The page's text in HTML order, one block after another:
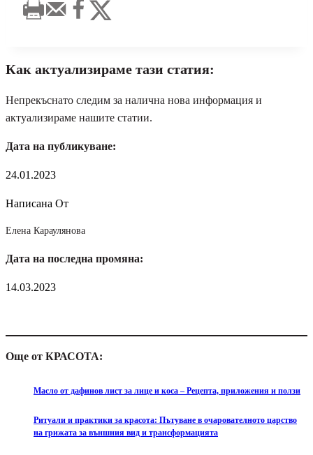
Как актуализираме тази статия:
Непрекъснато следим за налична нова информация и
актуализираме нашите статии.
Дата на публикуване:
24.01.2023
Написана От
Елена Караулянова
Дата на последна промяна:
14.03.2023
Още от КРАСОТА:
Масло от дафинов лист за лице и коса – Рецепта, приложения и ползи
Ритуали и практики за красота: Пътуване в очарователното царство
на грижата за външния вид и трансформацията